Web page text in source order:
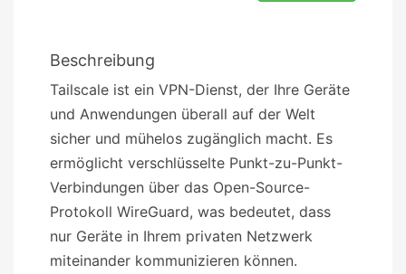
Beschreibung
Tailscale ist ein VPN-Dienst, der Ihre Geräte
und Anwendungen überall auf der Welt
sicher und mühelos zugänglich macht. Es
ermöglicht verschlüsselte Punkt-zu-Punkt-
Verbindungen über das Open-Source-
Protokoll WireGuard, was bedeutet, dass
nur Geräte in Ihrem privaten Netzwerk
miteinander kommunizieren können.